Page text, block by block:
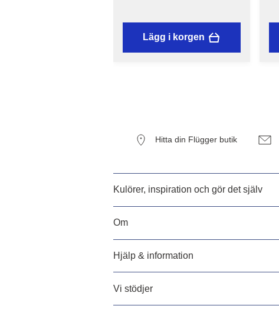
Lägg i korgen
Hitta din Flügger butik
Kulörer, inspiration och gör det själv
Om
Hjälp & information
Vi stödjer